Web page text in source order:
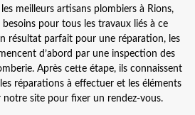
meilleurs artisans plombiers à Rions,
pour tous les travaux liés à ce
résultat parfait pour une réparation, les
d’abord par une inspection des
Après cette étape, ils connaissent
réparations à effectuer et les éléments
notre site pour fixer un rendez-vous.